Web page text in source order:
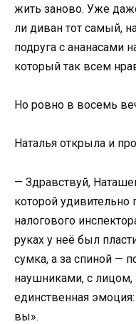
жить заново. Уже
ли диван тот самый,
подруга с ананасами
который так всем
Но ровно в восемь
Наталья открыла и
— Здравствуй,
которой удивительно
налогового
руках у неё был
сумка, а за спиной —
наушниками, с лицом,
единственная
вы».